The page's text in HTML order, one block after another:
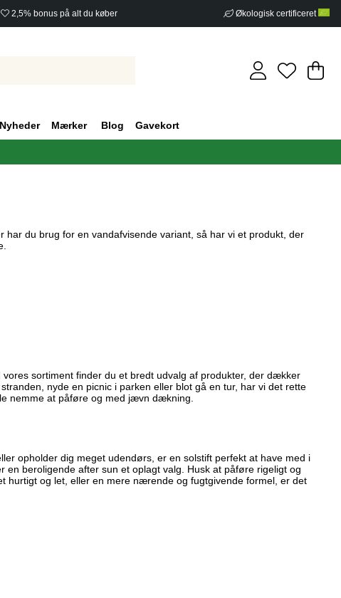
2,5% bonus på alt du køber Økologisk certificeret
.
Nyheder Mærker Blog Gavekort
du brug for en vandafvisende variant, så har vi et produkt, der
sortiment finder du et bredt udvalg af produkter, der dækker
nyde en picnic i parken eller blot gå en tur, har vi det rette
nemme at påføre og med jævn dækning.
opholder dig meget udendørs, er en solstift perfekt at have med i
beroligende after sun et oplagt valg. Husk at påføre rigeligt og
hurtigt og let, eller en mere nærende og fugtgivende formel, er det